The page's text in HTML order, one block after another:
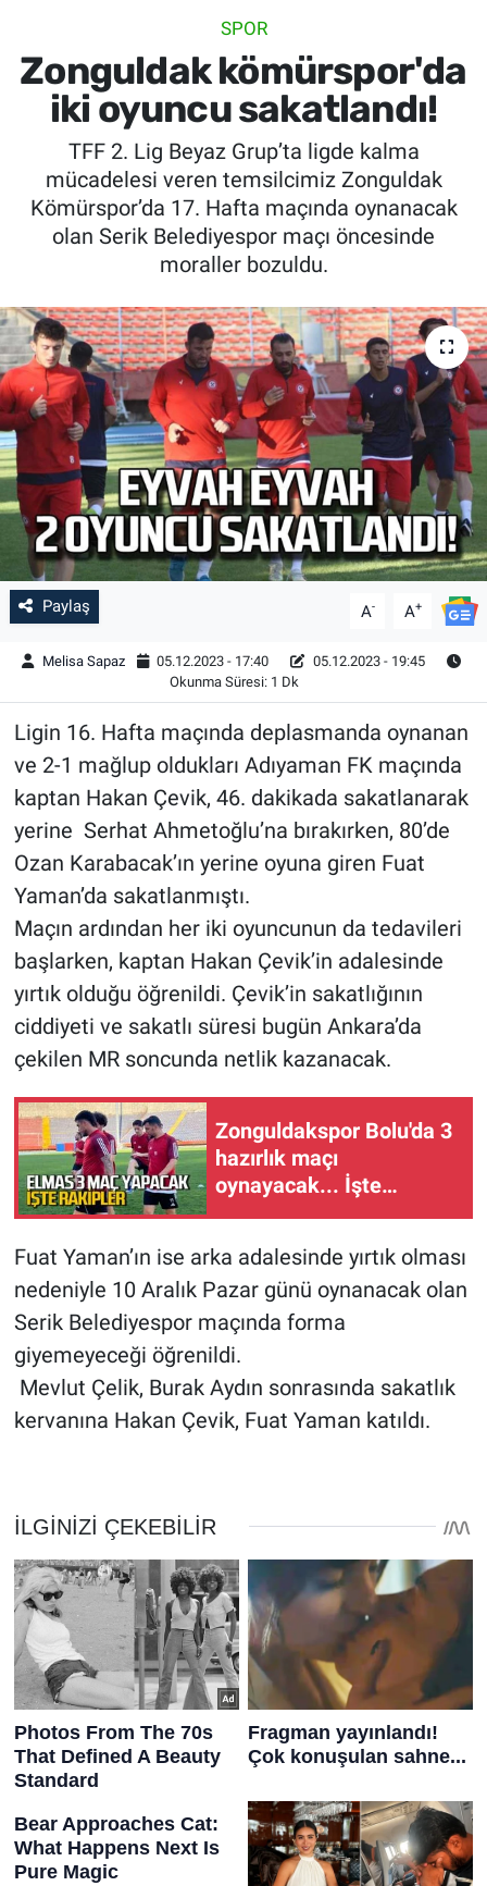
SPOR
Zonguldak kömürspor'da
iki oyuncu sakatlandı!
TFF 2. Lig Beyaz Grup’ta ligde kalma
mücadelesi veren temsilcimiz Zonguldak
Kömürspor’da 17. Hafta maçında oynanacak
olan Serik Belediyespor maçı öncesinde
moraller bozuldu.
Paylaş A- A+
Melisa Sapaz 05.12.2023 - 17:40
05.12.2023 - 19:45
Okunma Süresi: 1 Dk
Ligin 16. Hafta maçında deplasmanda oynanan
ve 2-1 mağlup oldukları Adıyaman FK maçında
kaptan Hakan Çevik, 46. dakikada sakatlanarak
yerine Serhat Ahmetoğlu’na bırakırken, 80’de
Ozan Karabacak’ın yerine oyuna giren Fuat
Yaman’da sakatlanmıştı.
Maçın ardından her iki oyuncunun da tedavileri
başlarken, kaptan Hakan Çevik’in adalesinde
yırtık olduğu öğrenildi. Çevik’in sakatlığının
ciddiyeti ve sakatlı süresi bugün Ankara’da
çekilen MR soncunda netlik kazanacak.
Zonguldakspor Bolu'da 3
hazırlık maçı
oynayacak... İşte
Fuat Yaman’ın ise arka adalesinde yırtık olması
nedeniyle 10 Aralık Pazar günü oynanacak olan
Serik Belediyespor maçında forma
giyemeyeceği öğrenildi.
Mevlut Çelik, Burak Aydın sonrasında sakatlık
kervanına Hakan Çevik, Fuat Yaman katıldı.
SPOR
SAĞLIK